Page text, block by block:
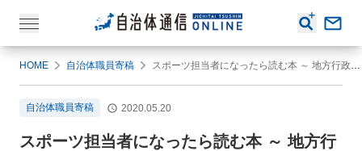
HOME 自治体職員寄稿 スポーツ担当者になったら読む本 ～ 地方行政におけるエビデンスベースの政策立案に取り組むために～
自治体職員寄稿 2020.05.20
スポーツ担当者になったら読む本 ～ 地方行